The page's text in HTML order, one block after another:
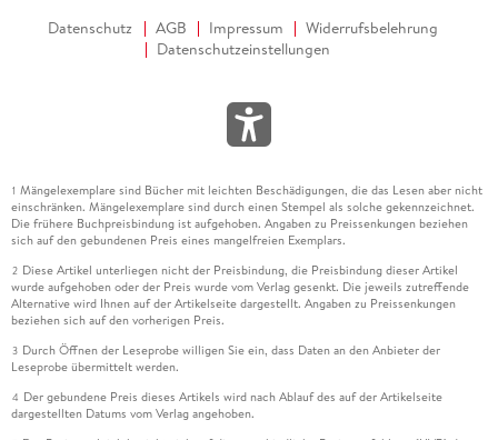
Datenschutz AGB Impressum
Widerrufsbelehrung
Datenschutzeinstellungen
1 Mängelexemplare sind Bücher mit leichten Beschädigungen, die das Lesen aber nicht
einschränken. Mängelexemplare sind durch einen Stempel als solche gekennzeichnet.
Die frühere Buchpreisbindung ist aufgehoben. Angaben zu Preissenkungen beziehen
sich auf den gebundenen Preis eines mangelfreien Exemplars.
2 Diese Artikel unterliegen nicht der Preisbindung, die Preisbindung dieser Artikel
wurde aufgehoben oder der Preis wurde vom Verlag gesenkt. Die jeweils zutreffende
Alternative wird Ihnen auf der Artikelseite dargestellt. Angaben zu Preissenkungen
beziehen sich auf den vorherigen Preis.
3 Durch Öffnen der Leseprobe willigen Sie ein, dass Daten an den Anbieter der
Leseprobe übermittelt werden.
4 Der gebundene Preis dieses Artikels wird nach Ablauf des auf der Artikelseite
dargestellten Datums vom Verlag angehoben.